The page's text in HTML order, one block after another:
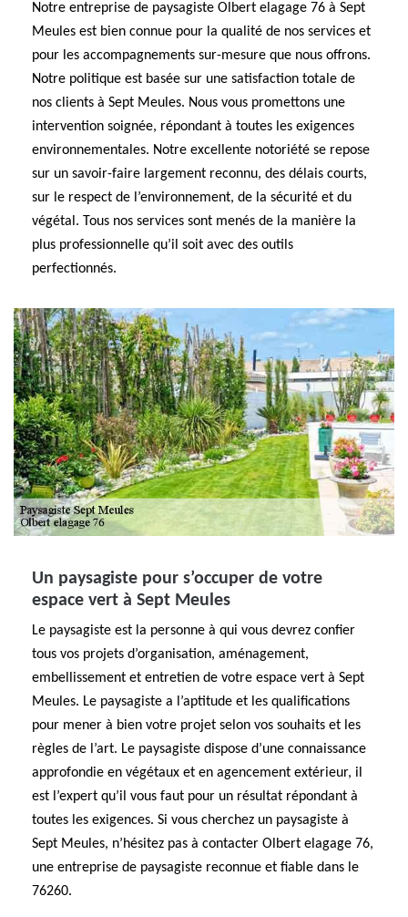
Notre entreprise de paysagiste Olbert elagage 76 à Sept
Meules est bien connue pour la qualité de nos services et
pour les accompagnements sur-mesure que nous offrons.
Notre politique est basée sur une satisfaction totale de
nos clients à Sept Meules. Nous vous promettons une
intervention soignée, répondant à toutes les exigences
environnementales. Notre excellente notoriété se repose
sur un savoir-faire largement reconnu, des délais courts,
sur le respect de l’environnement, de la sécurité et du
végétal. Tous nos services sont menés de la manière la
plus professionnelle qu’il soit avec des outils
perfectionnés.
Un paysagiste pour s’occuper de votre
espace vert à Sept Meules
Le paysagiste est la personne à qui vous devrez confier
tous vos projets d’organisation, aménagement,
embellissement et entretien de votre espace vert à Sept
Meules. Le paysagiste a l’aptitude et les qualifications
pour mener à bien votre projet selon vos souhaits et les
règles de l’art. Le paysagiste dispose d’une connaissance
approfondie en végétaux et en agencement extérieur, il
est l’expert qu’il vous faut pour un résultat répondant à
toutes les exigences. Si vous cherchez un paysagiste à
Sept Meules, n’hésitez pas à contacter Olbert elagage 76,
une entreprise de paysagiste reconnue et fiable dans le
76260.